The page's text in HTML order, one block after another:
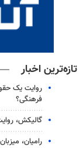
تازه‌ترین اخبار
روایت یک
فرهنگی؟
گالیکش،
رامیان،